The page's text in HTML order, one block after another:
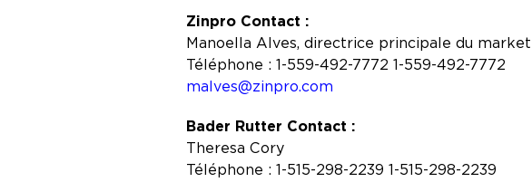
Zinpro Contact :
Manoella Alves, directrice principale du
Téléphone : 1-559-492-7772 1-559-492-7772
malves@zinpro.com
Bader Rutter Contact :
Theresa Cory
Téléphone : 1-515-298-2239 1-515-298-2239